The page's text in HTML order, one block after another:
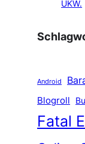
UKW.
Android
Blogroll
Fatal